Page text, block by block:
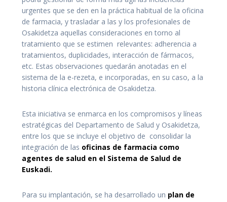
urgentes que se den en la práctica habitual de la oficina
de farmacia, y trasladar a las y los profesionales de
Osakidetza aquellas consideraciones en torno al
tratamiento que se estimen relevantes: adherencia a
tratamientos, duplicidades, interacción de fármacos,
etc. Estas observaciones quedarán anotadas en el
sistema de la e-rezeta, e incorporadas, en su caso, a la
historia clínica electrónica de Osakidetza.
Esta iniciativa se enmarca en los compromisos y líneas
estratégicas del Departamento de Salud y Osakidetza,
entre los que se incluye el objetivo de consolidar la
integración de las oficinas de farmacia como
agentes de salud en el Sistema de Salud de
Euskadi.
Para su implantación, se ha desarrollado un plan de